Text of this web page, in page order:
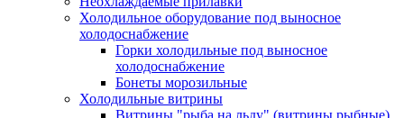
Холодильное оборудование под выносное
холодоснабжение
Горки холодильные под выносное
холодоснабжение
Бонеты морозильные
Холодильные витрины
Витрины "рыба на льду" (витрины рыбные)